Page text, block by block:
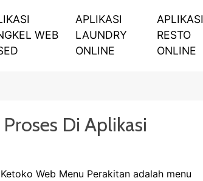
WEB
APLIKASI
LAUNDRY
ONLINE
APLIKASI
RESTO
ONLINE
Di Aplikasi
Web Menu Perakitan adalah menu